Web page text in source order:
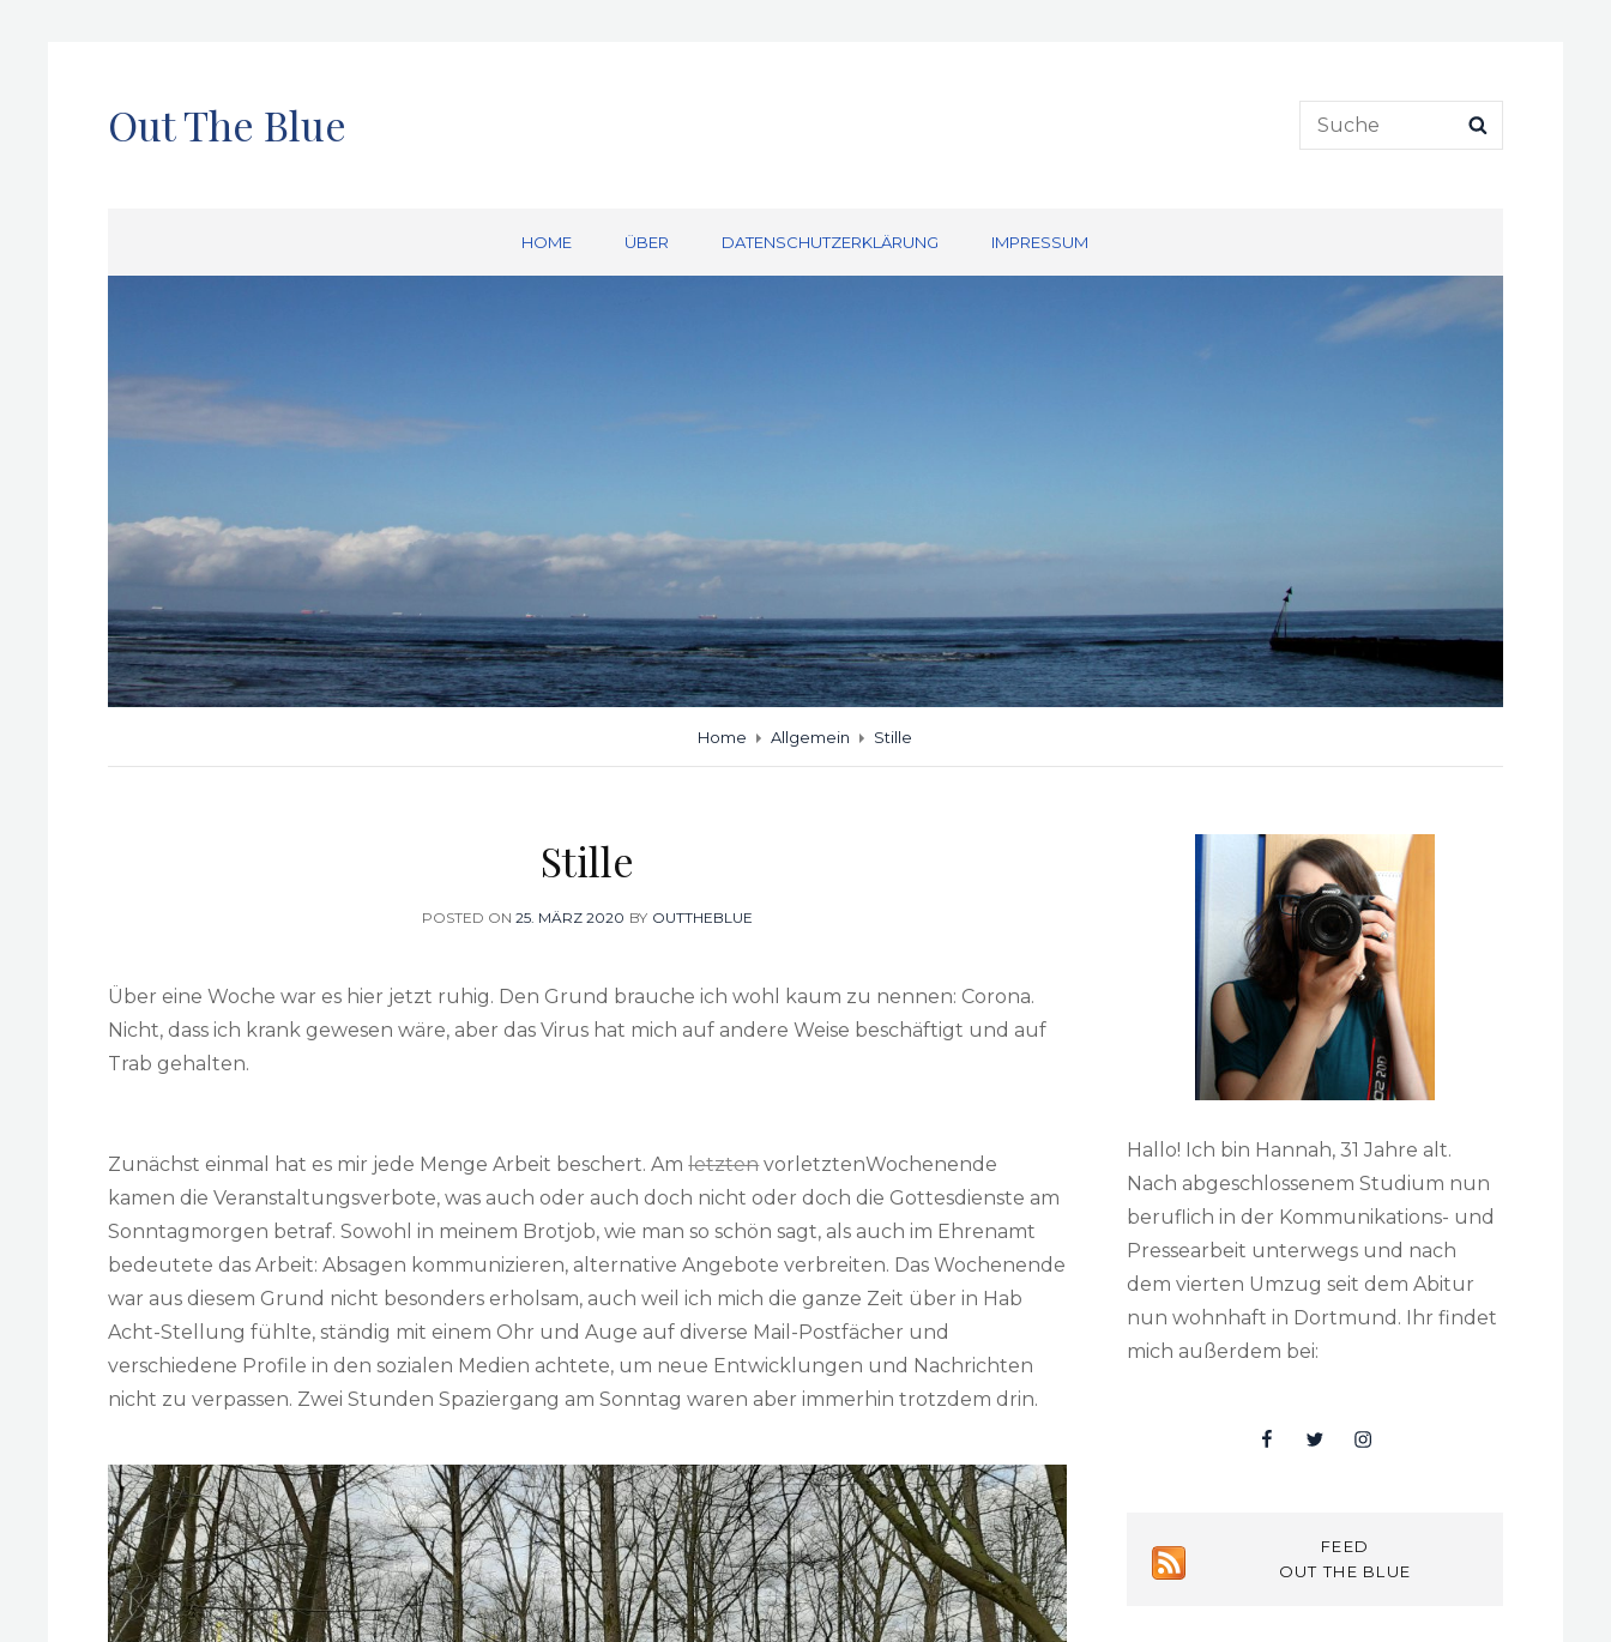
Out The Blue
Search
for:
HOME ÜBER DATENSCHUTZERKLÄRUNG IMPRESSUM
Home Allgemein Stille
Stille
POSTED ON POSTED
25. MÄRZ 2020 BY OUTTHEBLUE
Über eine Woche war es hier jetzt ruhig. Den Grund brauche ich wohl kaum zu nennen: Corona.
Nicht, dass ich krank gewesen wäre, aber das Virus hat mich auf andere Weise beschäftigt und auf
Trab gehalten.
Zunächst einmal hat es mir jede Menge Arbeit beschert. AmletztenvorletztenWochenende
kamen die Veranstaltungsverbote, was auch oder auch doch nicht oder doch die Gottesdienste am
Sonntagmorgen betraf. Sowohl in meinem Brotjob, wie man so schön sagt, als auch im Ehrenamt
bedeutete das Arbeit: Absagen kommunizieren, alternative Angebote verbreiten. Das Wochenende
war aus diesem Grund nicht besonders erholsam, auch weil ich mich die ganze Zeit über in Hab
Acht-Stellung fühlte, ständig mit einem Ohr und Auge auf diverse Mail-Postfächer und
verschiedene Profile in den sozialen Medien achtete, um neue Entwicklungen und Nachrichten
nicht zu verpassen. Zwei Stunden Spaziergang am Sonntag waren aber immerhin trotzdem drin.
Hallo! Ich bin Hannah, 31 Jahre alt.
Nach abgeschlossenem Studium nun
beruflich in der Kommunikations- und
Pressearbeit unterwegs und nach
dem vierten Umzug seit dem Abitur
nun wohnhaft in Dortmund. Ihr findet
mich außerdem bei:
FacebookTwitterInsta
FEED
OUT THE BLUE